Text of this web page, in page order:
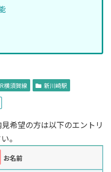
横須賀線 新川崎駅
希望の方は以下のエントリ
。
お名前